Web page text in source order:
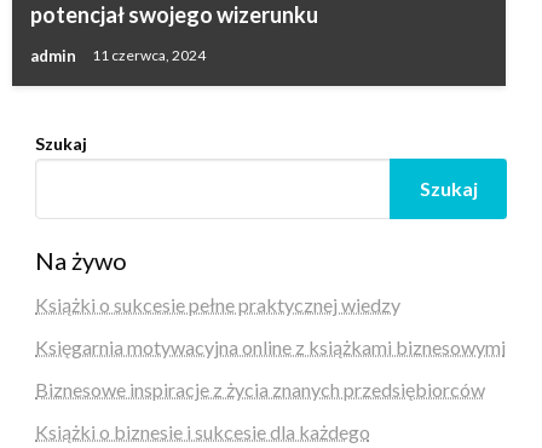
potencjał swojego wizerunku
admin 11 czerwca, 2024
Szukaj
Szukaj
Na żywo
Książki o sukcesie pełne praktycznej wiedzy
Księgarnia motywacyjna online z książkami biznesowymi
Biznesowe inspiracje z życia znanych przedsiębiorców
Książki o biznesie i sukcesie dla każdego